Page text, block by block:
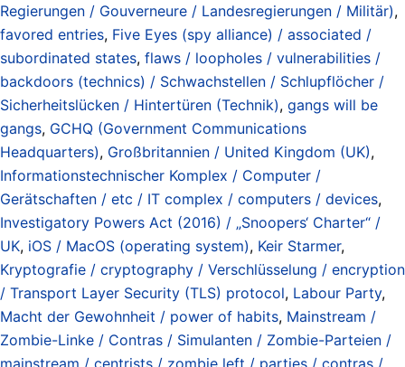
Regierungen / Gouverneure / Landesregierungen / Militär),
favored entries, Five Eyes (spy alliance) / associated /
subordinated states, flaws / loopholes / vulnerabilities /
backdoors (technics) / Schwachstellen / Schlupflöcher /
Sicherheitslücken / Hintertüren (Technik), gangs will be
gangs, GCHQ (Government Communications
Headquarters), Großbritannien / United Kingdom (UK),
Informationstechnischer Komplex / Computer /
Gerätschaften / etc / IT complex / computers / devices,
Investigatory Powers Act (2016) / „Snoopers‘ Charter“ /
UK, iOS / MacOS (operating system), Keir Starmer,
Kryptografie / cryptography / Verschlüsselung / encryption
/ Transport Layer Security (TLS) protocol, Labour Party,
Macht der Gewohnheit / power of habits, Mainstream /
Zombie-Linke / Contras / Simulanten / Zombie-Parteien /
mainstream / centrists / zombie left / parties / contras /